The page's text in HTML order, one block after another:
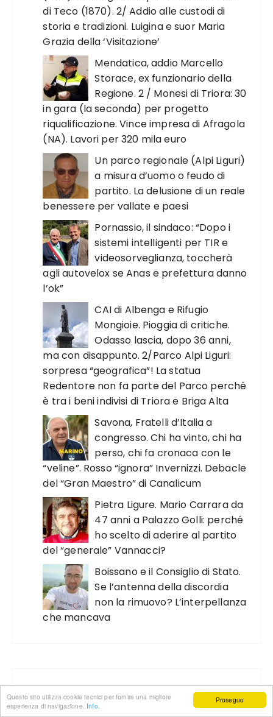
Proseguo
Questo sito utilizza cookie tecnici per fornire una migliore
esperienza di navigazione. Info.
di Teco (1870). 2/ Addio alle custodi di
storia e tradizioni. Luigina e suor Maria
Grazia della ‘Visitazione’
Mendatica, addio Marcello
Storace, ex funzionario della
Regione. 2 / Monesi di Triora: 30
in gara (la seconda) per progetto
riqualificazione. Vince impresa di Afragola
(NA). Lavori per 320 mila euro
Un parco regionale (Alpi Liguri)
a misura d’uomo o feudo di
partito. La delusione di un reale
benessere per vallate e paesi
Pornassio, il sindaco: “Dopo i
sistemi intelligenti per TIR e
videosorveglianza, toccherà
agli autovelox se Anas e prefettura danno
l’ok”
CAI di Albenga e Rifugio
Mongioie. Pioggia di critiche.
Odasso lascia, dopo 36 anni,
ma con disappunto. 2/Parco Alpi Liguri:
sorpresa “geografica”! La statua
Redentore non fa parte del Parco perché
è tra i beni indivisi di Triora e Briga Alta
Savona, Fratelli d’Italia a
congresso. Chi ha vinto, chi ha
perso, chi fa cronaca con le
“veline”. Rosso “ignora” Invernizzi. Debacle
del “Gran Maestro” di Canalicum
Pietra Ligure. Mario Carrara da
47 anni a Palazzo Golli: perché
ho scelto di aderire al partito
del “generale” Vannacci?
Boissano e il Consiglio di Stato.
Se l’antenna della discordia
non la rimuovo? L’interpellanza
che mancava
CERCA NELL’ARCHIVIO